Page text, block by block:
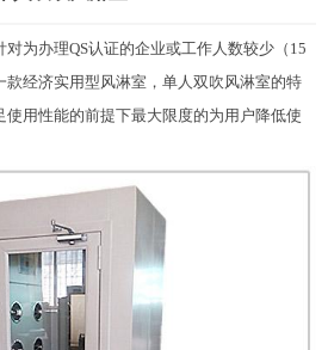
对为办理QS认证的企业或工作人数较少（15
款经济实用型 风淋室 ，单人双吹风淋室的特
使用性能的前提下最大限度的为用户降低使